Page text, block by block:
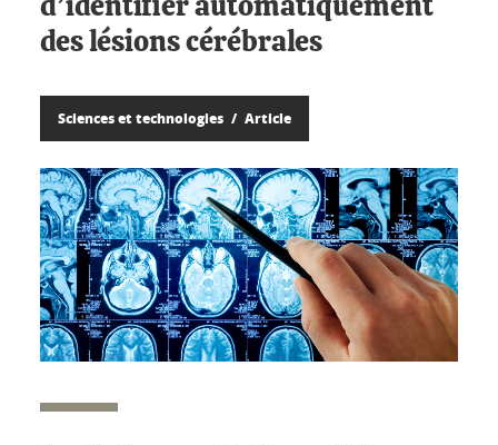
d’identifier automatiquement
des lésions cérébrales
Sciences et technologies Article